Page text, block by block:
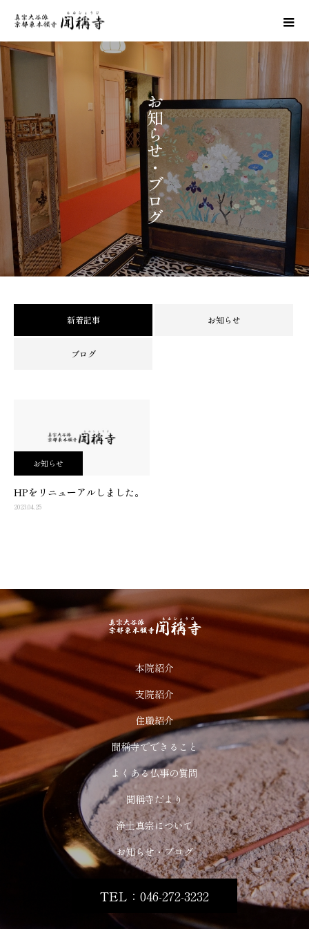
お
知
ら
せ
・
ブ
ロ
グ
新着記事 お知らせ
ブログ
お知らせ
HPをリニューアルしました。
2023.04.25
本院紹介
支院紹介
住職紹介
聞稱寺でできること
よくある仏事の質問
聞稱寺だより
浄土真宗について
お知らせ・ブログ
TEL：046-272-3232